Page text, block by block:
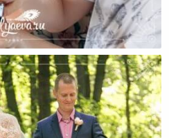
Детей И Родителей